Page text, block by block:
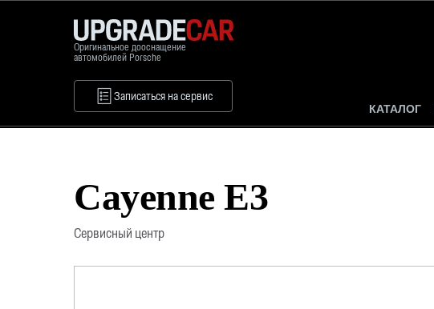
Оригинальное дооснащение
автомобилей Porsche
Записаться на сервис
КАТАЛОГ
Cayenne E3
Сервисный центр